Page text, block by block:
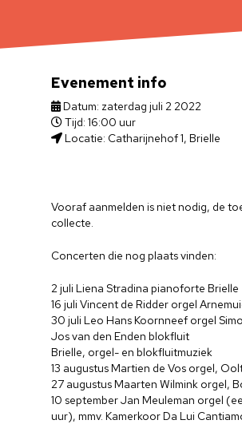
Vooraf aanmelden is niet nodig, de
collecte.
Concerten die nog plaats vinden:
2 juli Liena Stradina pianoforte Brielle
16 juli Vincent de Ridder orgel
30 juli Leo Hans Koornneef orgel
Jos van den Enden blokfluit
Brielle, orgel- en blokfluitmuziek
13 augustus Martien de Vos orgel,
27 augustus Maarten Wilmink orgel,
10 september Jan Meuleman orgel
uur), mmv. Kamerkoor Da Lui
Evenement info
Datum: zaterdag juli 2 2022
Tijd: 16:00 uur
Locatie: Catharijnehof 1, Brielle